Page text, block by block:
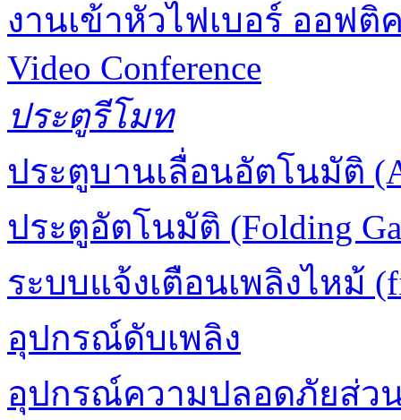
งานเข้าหัวไฟเบอร์ ออฟติ
Video Conference
ประตูรีโมท
ประตูบานเลื่อนอัตโนมัติ
ประตูอัตโนมัติ (Folding
ระบบแจ้งเตือนเพลิงไหม้
อุปกรณ์ดับเพลิง
อุปกรณ์ความปลอดภัยส่ว